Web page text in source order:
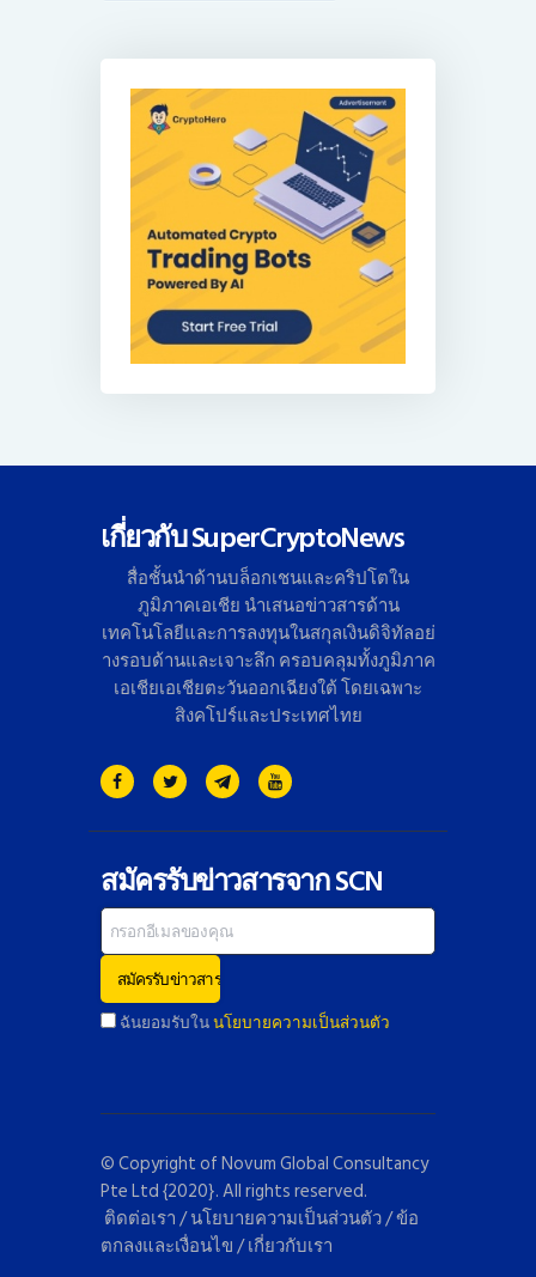
เกี่ยวกับ SuperCryptoNews
สื่อชั้นนำด้านบล็อกเชนและคริปโตใน
ภูมิภาคเอเชีย นำเสนอข่าวสารด้าน
เทคโนโลยีและการลงทุนในสกุลเงินดิจิทัลอย่
างรอบด้านและเจาะลึก ครอบคลุมทั้งภูมิภาค
เอเชียเอเชียตะวันออกเฉียงใต้ โดยเฉพาะ
สิงคโปร์และประเทศไทย
สมัครรับข่าวสารจาก SCN
ฉันยอมรับในนโยบายความเป็นส่วนตัว
© Copyright ofNovum Global Consultancy
Pte Ltd{2020}. All rights reserved.
ติดต่อเรา/นโยบายความเป็นส่วนตัว/ข้อ
ตกลงและเงื่อนไข/เกี่ยวกับเรา